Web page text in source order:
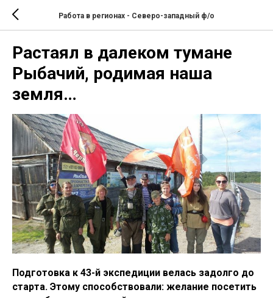
Работа в регионах - Северо-западный ф/о
Растаял в далеком тумане
Рыбачий, родимая наша
земля…
Подготовка к 43-й экспедиции велась задолго до
старта. Этому способствовали: желание посетить